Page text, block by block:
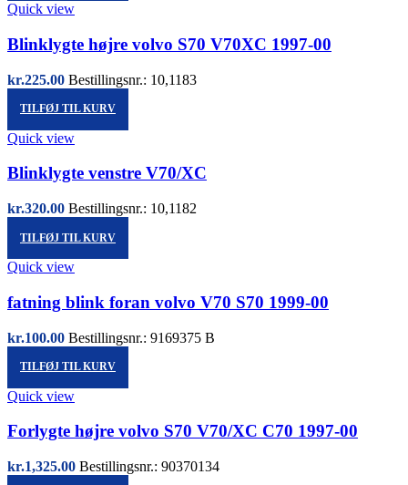
Quick view
Blinklygte højre volvo S70 V70XC 1997-00
kr.225.00 Bestillingsnr.: 10,1183
TILFØJ TIL KURV
Quick view
Blinklygte venstre V70/XC
kr.320.00 Bestillingsnr.: 10,1182
TILFØJ TIL KURV
Quick view
fatning blink foran volvo V70 S70 1999-00
kr.100.00 Bestillingsnr.: 9169375 B
TILFØJ TIL KURV
Quick view
Forlygte højre volvo S70 V70/XC C70 1997-00
kr.1,325.00 Bestillingsnr.: 90370134